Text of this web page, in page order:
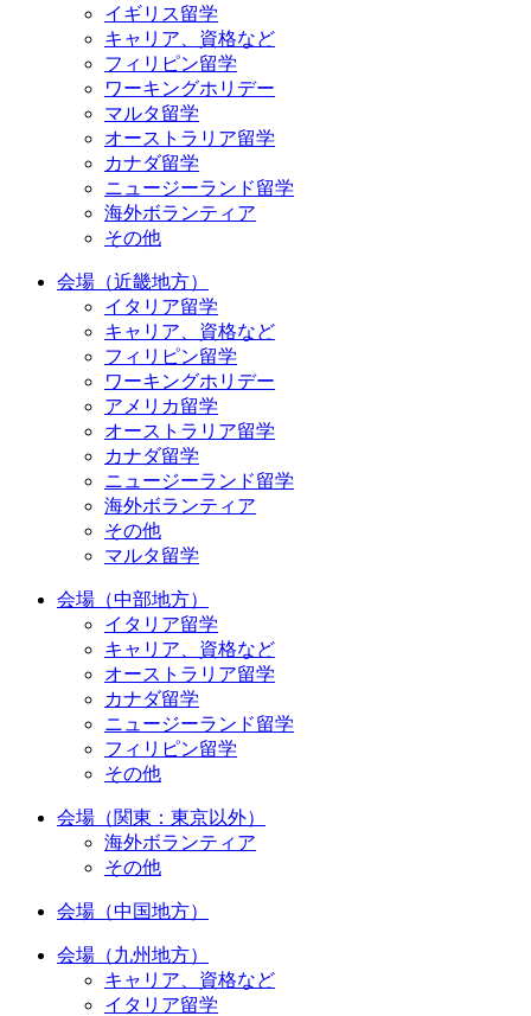
イギリス留学
キャリア、資格など
フィリピン留学
ワーキングホリデー
マルタ留学
オーストラリア留学
カナダ留学
ニュージーランド留学
海外ボランティア
その他
会場（近畿地方）
イタリア留学
キャリア、資格など
フィリピン留学
ワーキングホリデー
アメリカ留学
オーストラリア留学
カナダ留学
ニュージーランド留学
海外ボランティア
その他
マルタ留学
会場（中部地方）
イタリア留学
キャリア、資格など
オーストラリア留学
カナダ留学
ニュージーランド留学
フィリピン留学
その他
会場（関東：東京以外）
海外ボランティア
その他
会場（中国地方）
会場（九州地方）
キャリア、資格など
イタリア留学